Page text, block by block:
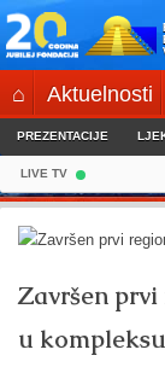
Skip
to
content
⌂ Aktuelnosti
PREZENTACIJE
LIVE TV
Završen
u